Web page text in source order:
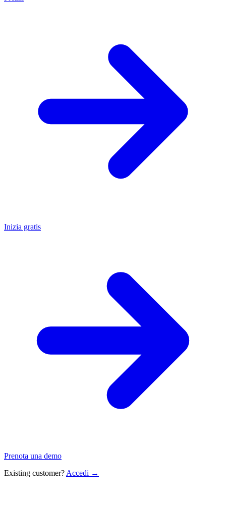
Inizia gratis
Prenota una demo
Existing customer? Accedi →